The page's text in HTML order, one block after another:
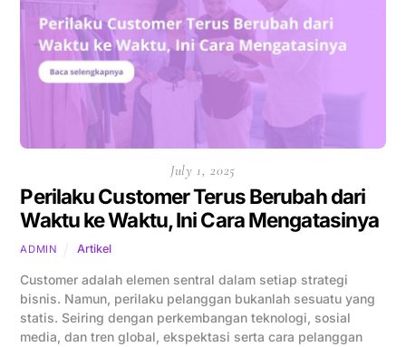
July 1, 2025
Perilaku Customer Terus Berubah dari
Waktu ke Waktu, Ini Cara Mengatasinya
ADMIN Artikel
Customer adalah elemen sentral dalam setiap strategi
bisnis. Namun, perilaku pelanggan bukanlah sesuatu yang
statis. Seiring dengan perkembangan teknologi, sosial
media, dan tren global, ekspektasi serta cara pelanggan